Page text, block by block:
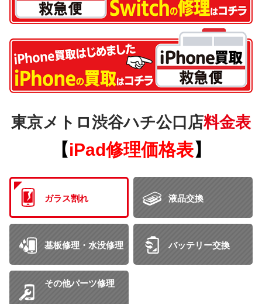
東京メトロ渋谷ハチ公口店料金表
【iPad修理価格表】
ガラス割れ 液晶交換
基板修理・水没修理 バッテリー交換
その他パーツ修理